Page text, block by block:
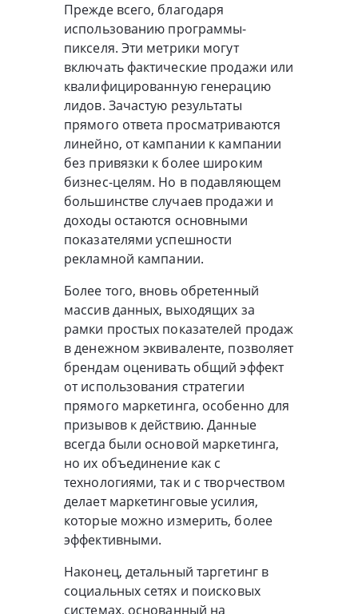
Прежде всего, благодаря
использованию программы-
пикселя. Эти метрики могут
включать фактические продажи или
квалифицированную генерацию
лидов. Зачастую результаты
прямого ответа просматриваются
линейно, от кампании к кампании
без привязки к более широким
бизнес-целям. Но в подавляющем
большинстве случаев продажи и
доходы остаются основными
показателями успешности
рекламной кампании.
Более того, вновь обретенный
массив данных, выходящих за
рамки простых показателей продаж
в денежном эквиваленте, позволяет
брендам оценивать общий эффект
от использования стратегии
прямого маркетинга, особенно для
призывов к действию. Данные
всегда были основой маркетинга,
но их объединение как с
технологиями, так и с творчеством
делает маркетинговые усилия,
которые можно измерить, более
эффективными.
Наконец, детальный таргетинг в
социальных сетях и поисковых
системах, основанный на